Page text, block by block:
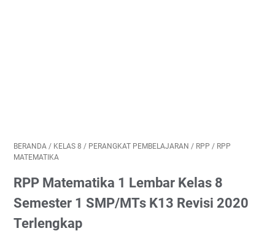
BERANDA / KELAS 8 / PERANGKAT PEMBELAJARAN / RPP / RPP
MATEMATIKA
RPP Matematika 1 Lembar Kelas 8
Semester 1 SMP/MTs K13 Revisi 2020
Terlengkap